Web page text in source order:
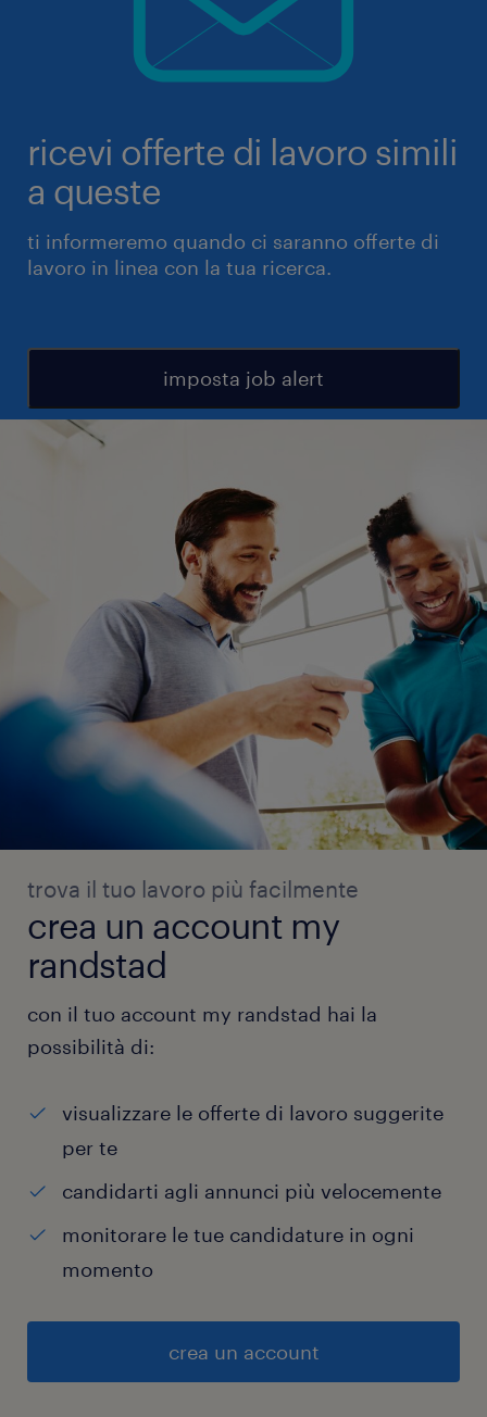
ricevi offerte di lavoro simili
a queste
ti informeremo quando ci saranno offerte di
lavoro in linea con la tua ricerca.
imposta job alert
trova il tuo lavoro più facilmente
crea un account my
randstad
con il tuo account my randstad hai la
possibilità di:
visualizzare le offerte di lavoro suggerite
per te
candidarti agli annunci più velocemente
monitorare le tue candidature in ogni
momento
crea un account